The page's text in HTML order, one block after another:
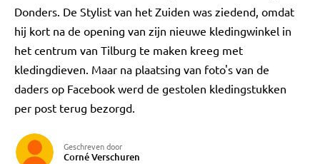
Donders. De Stylist van het Zuiden was ziedend, omdat
hij kort na de opening van zijn nieuwe kledingwinkel in
het centrum van Tilburg te maken kreeg met
kledingdieven. Maar na plaatsing van foto's van de
daders op Facebook werd de gestolen kledingstukken
per post terug bezorgd.
Geschreven door
Corné Verschuren